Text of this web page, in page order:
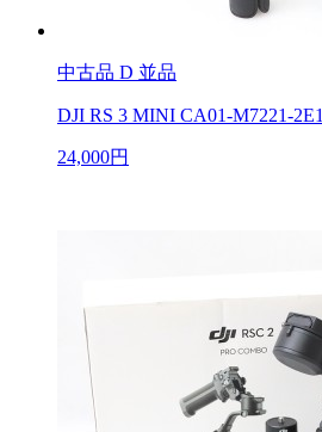
中古品 D 並品
DJI RS 3 MINI CA01-M7221-2E1
24,000円